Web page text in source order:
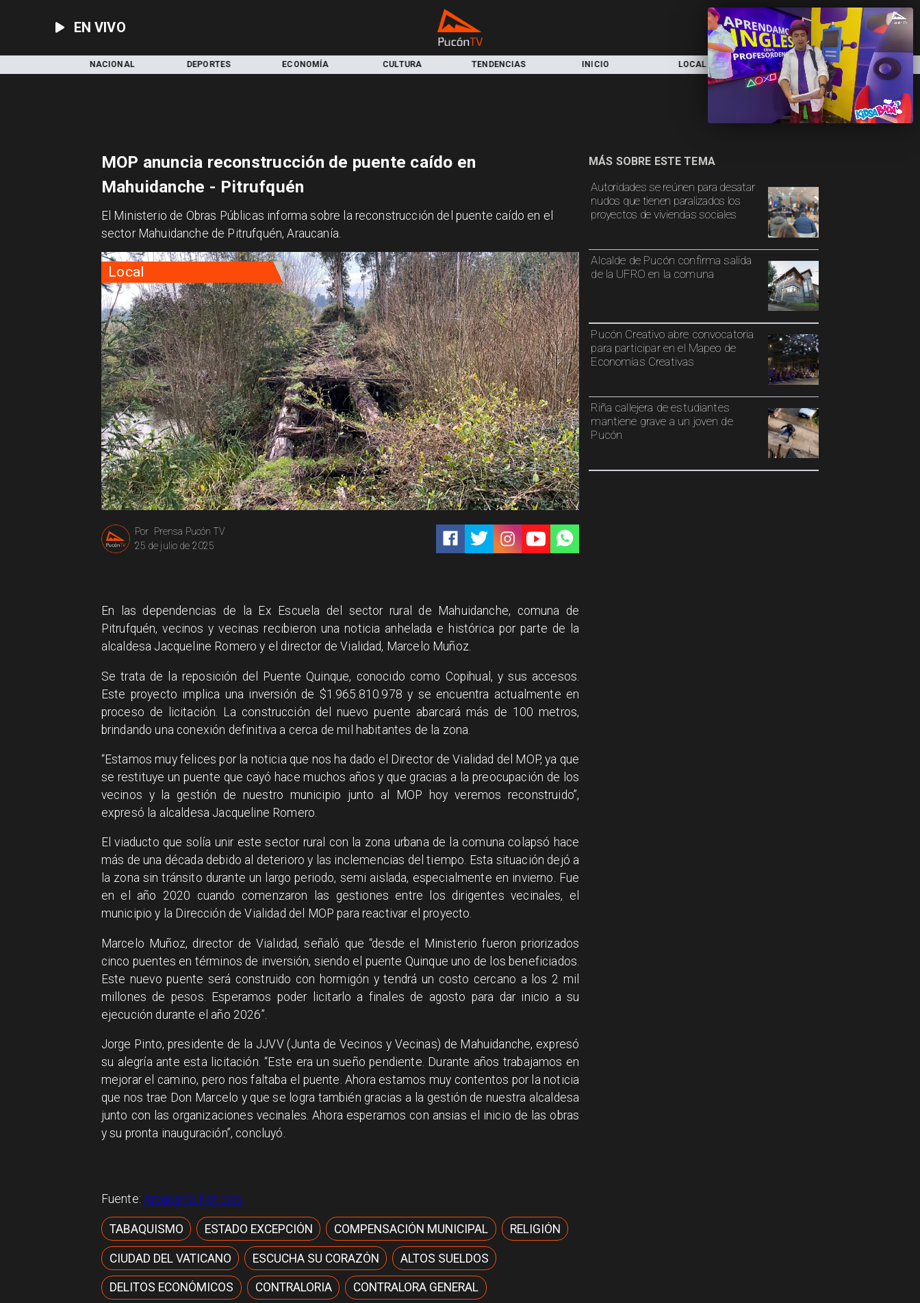
EN VIVO
NACIONAL DEPORTES ECONOMÍA CULTURA TENDENCIAS INICIO LOCAL NACIONAL DEPORTES
Local
Prensa Pucón TV
Por
25 de julio de 2025
Autoridades se reúnen para desatar
nudos que tienen paralizados los
proyectos de viviendas sociales
Alcalde de Pucón confirma salida
de la UFRO en la comuna
Pucón Creativo abre convocatoria
para participar en el Mapeo de
Economías Creativas
Riña callejera de estudiantes
mantiene grave a un joven de
Pucón
MÁS SOBRE ESTE TEMA
MOP anuncia reconstrucción de puente caído en
Mahuidanche - Pitrufquén
El Ministerio de Obras Públicas informa sobre la reconstrucción del puente caído en el
sector Mahuidanche de Pitrufquén, Araucanía.
En las dependencias de la Ex Escuela del sector rural de Mahuidanche, comuna de
Pitrufquén, vecinos y vecinas recibieron una noticia anhelada e histórica por parte de la
alcaldesa Jacqueline Romero y el director de Vialidad, Marcelo Muñoz.
Se trata de la reposición del Puente Quinque, conocido como Copihual, y sus accesos.
Este proyecto implica una inversión de $1.965.810.978 y se encuentra actualmente en
proceso de licitación. La construcción del nuevo puente abarcará más de 100 metros,
brindando una conexión definitiva a cerca de mil habitantes de la zona.
“Estamos muy felices por la noticia que nos ha dado el Director de Vialidad del MOP, ya que
se restituye un puente que cayó hace muchos años y que gracias a la preocupación de los
vecinos y la gestión de nuestro municipio junto al MOP hoy veremos reconstruido”,
expresó la alcaldesa Jacqueline Romero.
El viaducto que solía unir este sector rural con la zona urbana de la comuna colapsó hace
más de una década debido al deterioro y las inclemencias del tiempo. Esta situación dejó a
la zona sin tránsito durante un largo periodo, semi aislada, especialmente en invierno. Fue
en el año 2020 cuando comenzaron las gestiones entre los dirigentes vecinales, el
municipio y la Dirección de Vialidad del MOP para reactivar el proyecto.
Marcelo Muñoz, director de Vialidad, señaló que “desde el Ministerio fueron priorizados
cinco puentes en términos de inversión, siendo el puente Quinque uno de los beneficiados.
Este nuevo puente será construido con hormigón y tendrá un costo cercano a los 2 mil
millones de pesos. Esperamos poder licitarlo a finales de agosto para dar inicio a su
ejecución durante el año 2026”.
Jorge Pinto, presidente de la JJVV (Junta de Vecinos y Vecinas) de Mahuidanche, expresó
su alegría ante esta licitación. “Este era un sueño pendiente. Durante años trabajamos en
mejorar el camino, pero nos faltaba el puente. Ahora estamos muy contentos por la noticia
que nos trae Don Marcelo y que se logra también gracias a la gestión de nuestra alcaldesa
junto con las organizaciones vecinales. Ahora esperamos con ansias el inicio de las obras
y su pronta inauguración”, concluyó.
Fuente:Araucanía Noticias
TABAQUISMO ESTADO EXCEPCIÓN COMPENSACIÓN MUNICIPAL RELIGIÓN
CIUDAD DEL VATICANO ESCUCHA SU CORAZÓN ALTOS SUELDOS
DELITOS ECONÓMICOS CONTRALORIA CONTRALORA GENERAL